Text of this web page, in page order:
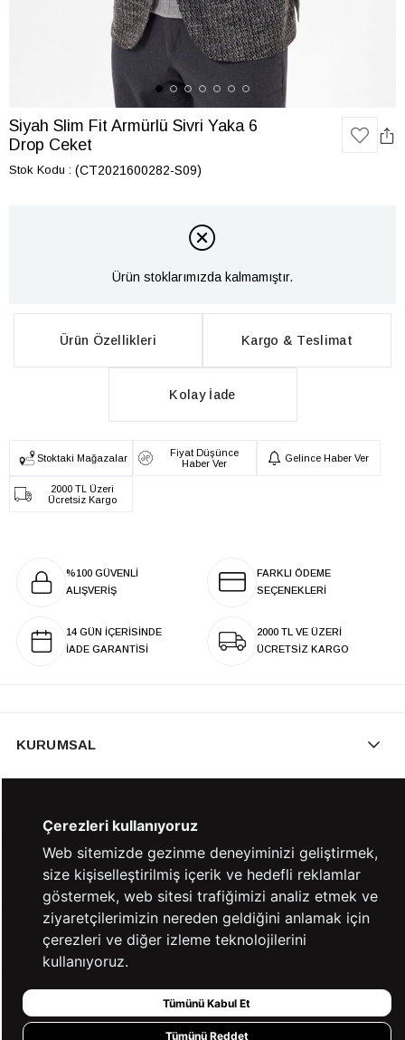
Siyah Slim Fit Armürlü Sivri Yaka 6
Drop Ceket
Stok Kodu (CT2021600282-S09)
Ürün stoklarımızda kalmamıştır.
Ürün Özellikleri Kargo & Teslimat
Kolay İade
Stoktaki Mağazalar
Fiyat Düşünce
Haber Ver
Gelince Haber Ver
2000 TL Üzeri
Ücretsiz Kargo
%100 GÜVENLİ
ALIŞVERİŞ
FARKLI ÖDEME
SEÇENEKLERİ
14 GÜN İÇERİSİNDE
İADE GARANTİSİ
2000 TL VE ÜZERİ
ÜCRETSİZ KARGO
KURUMSAL
YARDIM
BİZE ULAŞIN
HIZLI ERİŞİM
Çerezleri kullanıyoruz
Web sitemizde gezinme deneyiminizi geliştirmek,
size kişiselleştirilmiş içerik ve hedefli reklamlar
göstermek, web sitesi trafiğimizi analiz etmek ve
ziyaretçilerimizin nereden geldiğini anlamak için
çerezleri ve diğer izleme teknolojilerini
kullanıyoruz.
Tümünü Kabul Et
Tümünü Reddet